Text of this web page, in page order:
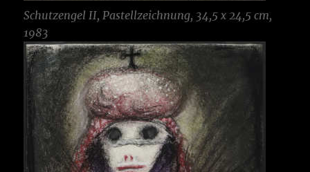
Schutzengel II, Pastellzeichnung, 34,5 x 24,5 cm,
1983